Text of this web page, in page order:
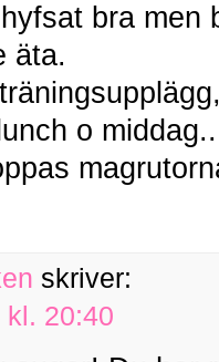
bra
äta.
o middag..
skriver:
kl. 20:40